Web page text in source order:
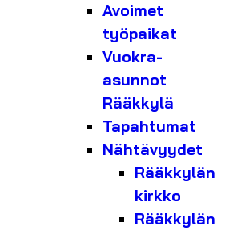
Avoimet
työpaikat
Vuokra-
asunnot
Rääkkylä
Tapahtumat
Nähtävyydet
Rääkkylän
kirkko
Rääkkylän